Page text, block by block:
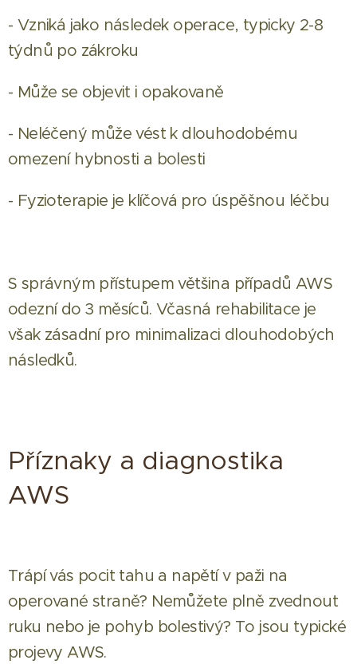
- Vzniká jako následek operace, typicky 2-8
týdnů po zákroku
- Může se objevit i opakovaně
- Neléčený může vést k dlouhodobému
omezení hybnosti a bolesti
- Fyzioterapie je klíčová pro úspěšnou léčbu
S správným přístupem většina případů AWS
odezní do 3 měsíců. Včasná rehabilitace je
však zásadní pro minimalizaci dlouhodobých
následků.
Příznaky a diagnostika
AWS
Trápí vás pocit tahu a napětí v paži na
operované straně? Nemůžete plně zvednout
ruku nebo je pohyb bolestivý? To jsou typické
projevy AWS.